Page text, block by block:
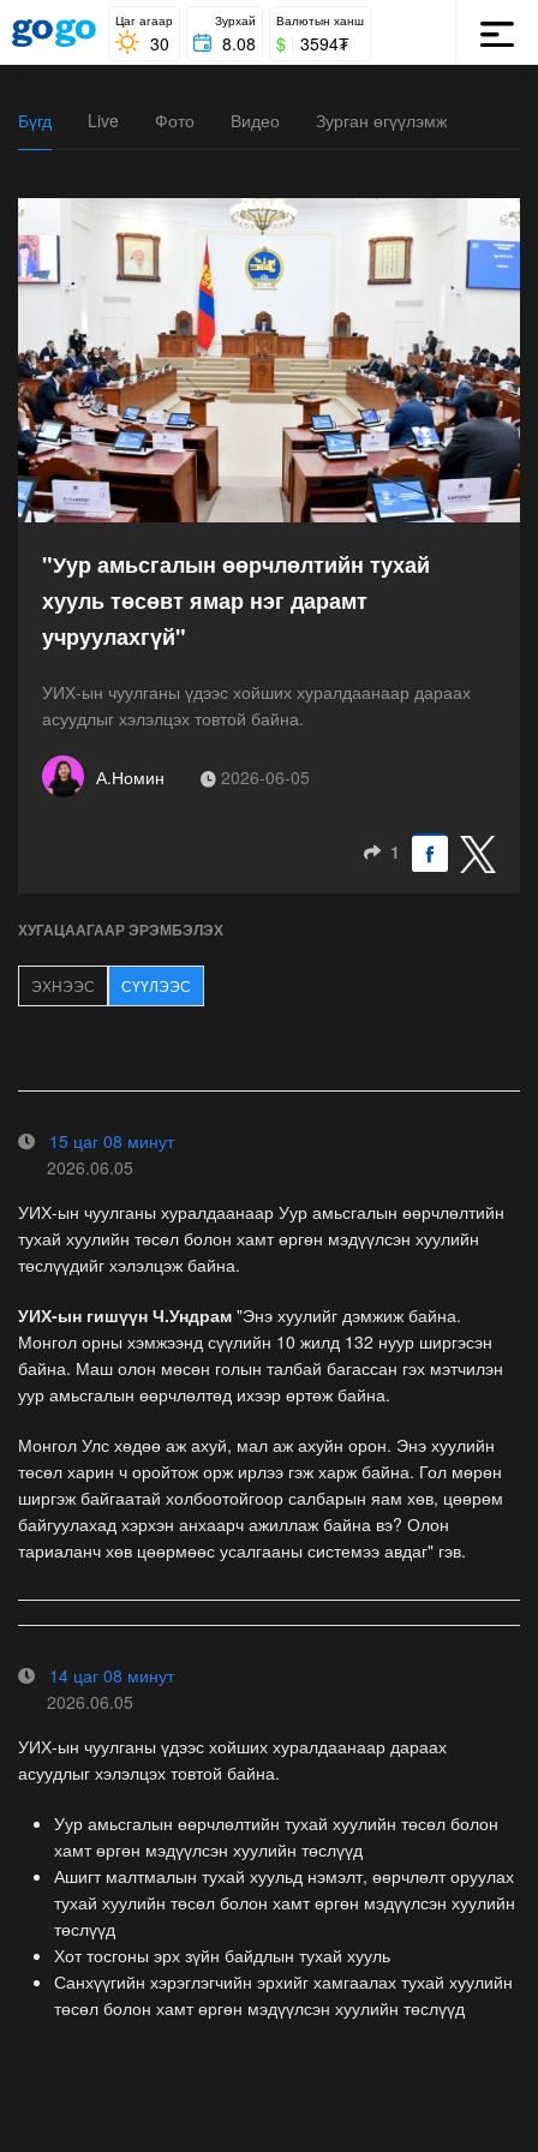
Цаг агаар
30
Зурхай
8.08
Валютын ханш
$ 3594₮
Бүгд Live Фото Видео Зурган өгүүлэмж
"Уур амьсгалын өөрчлөлтийн тухай
хууль төсөвт ямар нэг дарамт
учруулахгүй"
УИХ-ын чуулганы үдээс хойших хуралдаанаар дараах
асуудлыг хэлэлцэх товтой байна.
А.Номин 2026-06-05
1
ХУГАЦААГААР ЭРЭМБЭЛЭХ
ЭХНЭЭС СҮҮЛЭЭС
15 цаг 08 минут
2026.06.05
УИХ-ын чуулганы хуралдаанаар Уур амьсгалын өөрчлөлтийн
тухай хуулийн төсөл болон хамт өргөн мэдүүлсэн хуулийн
төслүүдийг хэлэлцэж байна.
УИХ-ын гишүүн Ч.Ундрам "Энэ хуулийг дэмжиж байна.
Монгол орны хэмжээнд сүүлийн 10 жилд 132 нуур ширгэсэн
байна. Маш олон мөсөн голын талбай багассан гэх мэтчилэн
уур амьсгалын өөрчлөлтөд ихээр өртөж байна.
Монгол Улс хөдөө аж ахуй, мал аж ахуйн орон. Энэ хуулийн
төсөл харин ч оройтож орж ирлээ гэж харж байна. Гол мөрөн
ширгэж байгаатай холбоотойгоор салбарын яам хөв, цөөрөм
байгуулахад хэрхэн анхаарч ажиллаж байна вэ? Олон
тариаланч хөв цөөрмөөс усалгааны системээ авдаг" гэв.
14 цаг 08 минут
2026.06.05
УИХ-ын чуулганы үдээс хойших хуралдаанаар дараах
асуудлыг хэлэлцэх товтой байна.
Уур амьсгалын өөрчлөлтийн тухай хуулийн төсөл болон
хамт өргөн мэдүүлсэн хуулийн төслүүд
Ашигт малтмалын тухай хуульд нэмэлт, өөрчлөлт оруулах
тухай хуулийн төсөл болон хамт өргөн мэдүүлсэн хуулийн
төслүүд
Хот тосгоны эрх зүйн байдлын тухай хууль
Санхүүгийн хэрэглэгчийн эрхийг хамгаалах тухай хуулийн
төсөл болон хамт өргөн мэдүүлсэн хуулийн төслүүд